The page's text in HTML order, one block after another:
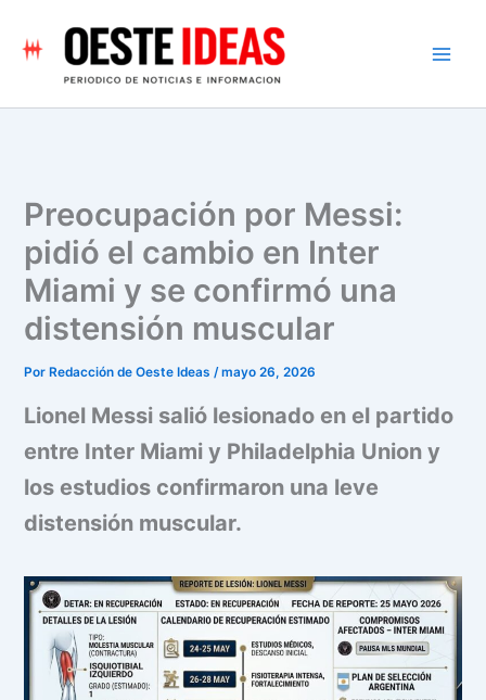
contenido
Preocupación por Messi:
pidió el cambio en Inter
Miami y se confirmó una
distensión muscular
Por Redacción de Oeste Ideas/mayo 26, 2026
Lionel Messi salió lesionado en el partido
entre Inter Miami y Philadelphia Union y
los estudios confirmaron una leve
distensión muscular.